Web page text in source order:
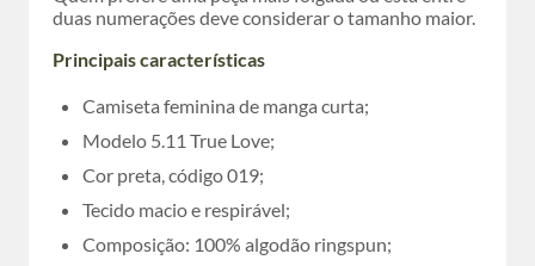
duas numerações deve considerar o tamanho maior.
Principais características
Camiseta feminina de manga curta;
Modelo 5.11 True Love;
Cor preta, código 019;
Tecido macio e respirável;
Composição: 100% algodão ringspun;